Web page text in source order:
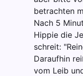
betrachten
Nach 5
Hippie die
schreit:
Daraufhin
vom Leib